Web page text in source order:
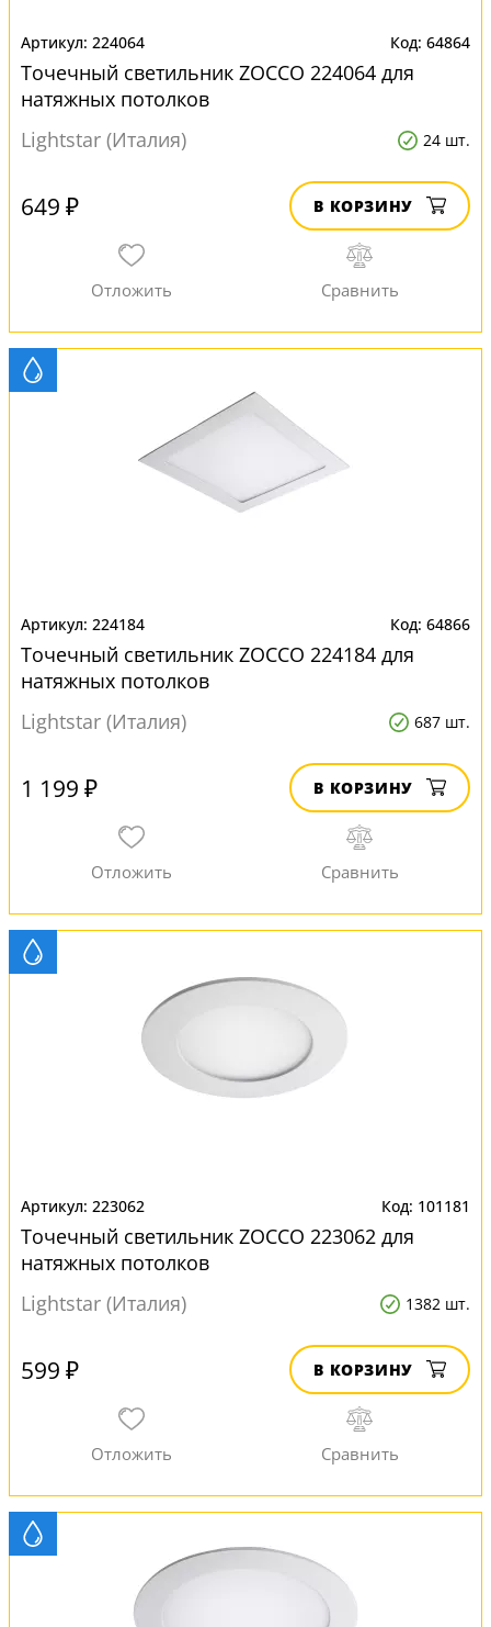
224064 64864
Точечный светильник ZOCCO 224064 для
натяжных потолков
Lightstar (Италия)
24 шт.
649 ₽ В КОРЗИНУ
224184 64866
Точечный светильник ZOCCO 224184 для
натяжных потолков
Lightstar (Италия)
687 шт.
1 199 ₽ В КОРЗИНУ
223062 101181
Точечный светильник ZOCCO 223062 для
натяжных потолков
Lightstar (Италия)
1382 шт.
599 ₽ В КОРЗИНУ